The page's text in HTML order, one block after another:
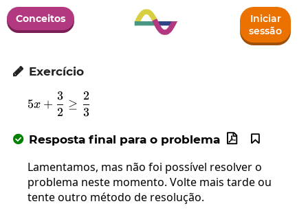
Conceitos
Iniciar
sessão
 Exercício
5x+\frac{3}{2}\geq \frac{2}{3}
5x +
2
3
≥
3
2
 Resposta final para o problema 

Lamentamos, mas não foi possível resolver o
problema neste momento. Volte mais tarde ou
tente outro método de resolução.